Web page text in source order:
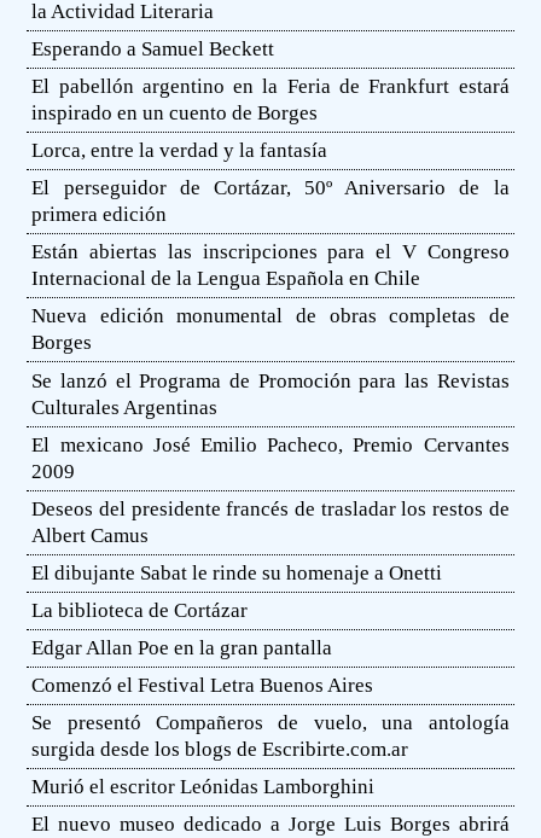
la Actividad Literaria
Esperando a Samuel Beckett
El pabellón argentino en la Feria de Frankfurt estará
inspirado en un cuento de Borges
Lorca, entre la verdad y la fantasía
El perseguidor de Cortázar, 50º Aniversario de la
primera edición
Están abiertas las inscripciones para el V Congreso
Internacional de la Lengua Española en Chile
Nueva edición monumental de obras completas de
Borges
Se lanzó el Programa de Promoción para las Revistas
Culturales Argentinas
El mexicano José Emilio Pacheco, Premio Cervantes
2009
Deseos del presidente francés de trasladar los restos de
Albert Camus
El dibujante Sabat le rinde su homenaje a Onetti
La biblioteca de Cortázar
Edgar Allan Poe en la gran pantalla
Comenzó el Festival Letra Buenos Aires
Se presentó Compañeros de vuelo, una antología
surgida desde los blogs de Escribirte.com.ar
Murió el escritor Leónidas Lamborghini
El nuevo museo dedicado a Jorge Luis Borges abrirá